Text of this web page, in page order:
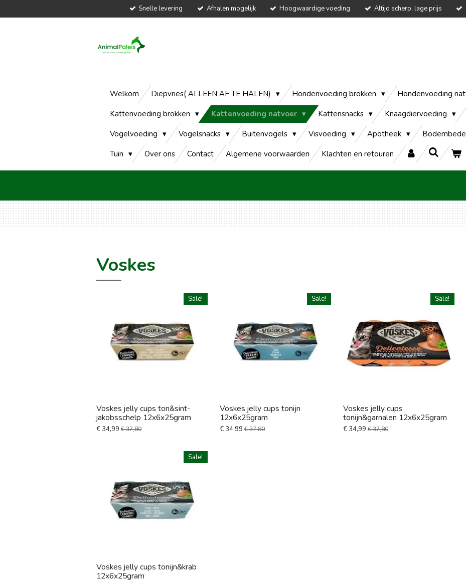
Snelle levering Afhalen mogelijk Hoogwaardige voeding Altijd scherp, lage prijs
Welkom Diepvries( ALLEEN AF TE HALEN) Hondenvoeding brokken Hondenvoeding
Kattenvoeding brokken
Kattenvoeding natvoer Kattensnacks Knaagdiervoeding
Vogelvoeding
Vogelsnacks Buitenvogels Visvoeding Apotheek
Tuin
Over ons Contact Algemene voorwaarden Klachten en retouren
Voskes
Sale!
Voskes jelly cups ton&sint-
jakobsschelp 12x6x25gram
€ 34,99 € 37,80
Sale!
Voskes jelly cups tonijn
12x6x25gram
€ 34,99 € 37,80
Sale!
Voskes jelly cups
tonijn&garnalen 12x6x25gram
€ 34,99 € 37,80
Sale!
Voskes jelly cups tonijn&krab
12x6x25gram